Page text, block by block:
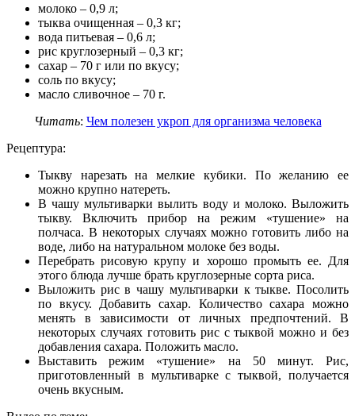
молоко – 0,9 л;
тыква очищенная – 0,3 кг;
вода питьевая – 0,6 л;
рис круглозерный – 0,3 кг;
сахар – 70 г или по вкусу;
соль по вкусу;
масло сливочное – 70 г.
Читать: Чем полезен укроп для организма человека
Рецептура:
Тыкву нарезать на мелкие кубики. По желанию ее
можно крупно натереть.
В чашу мультиварки вылить воду и молоко. Выложить
тыкву. Включить прибор на режим «тушение» на
полчаса. В некоторых случаях можно готовить либо на
воде, либо на натуральном молоке без воды.
Перебрать рисовую крупу и хорошо промыть ее. Для
этого блюда лучше брать круглозерные сорта риса.
Выложить рис в чашу мультиварки к тыкве. Посолить
по вкусу. Добавить сахар. Количество сахара можно
менять в зависимости от личных предпочтений. В
некоторых случаях готовить рис с тыквой можно и без
добавления сахара. Положить масло.
Выставить режим «тушение» на 50 минут. Рис,
приготовленный в мультиварке с тыквой, получается
очень вкусным.